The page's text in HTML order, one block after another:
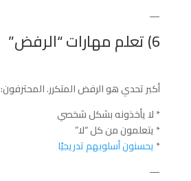
—
6) تعلم مهارات “الرفض”
أكبر تحدي هو الرفض المتكرر. المحترفون:
* لا يأخذونه بشكل شخصي
* يتعلمون من كل “لا”
*يحسنون أسلوبهم تدريجيًا
—